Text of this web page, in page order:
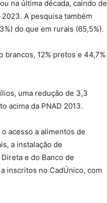
na última década, caindo de
A pesquisa também
do que em rurais (65,5%).
brancos, 12% pretos e 44,7%
uma redução de 3,3
acima da PNAD 2013.
acesso a alimentos de
a instalação de
e do Banco de
inscritos no CadÚnico, com